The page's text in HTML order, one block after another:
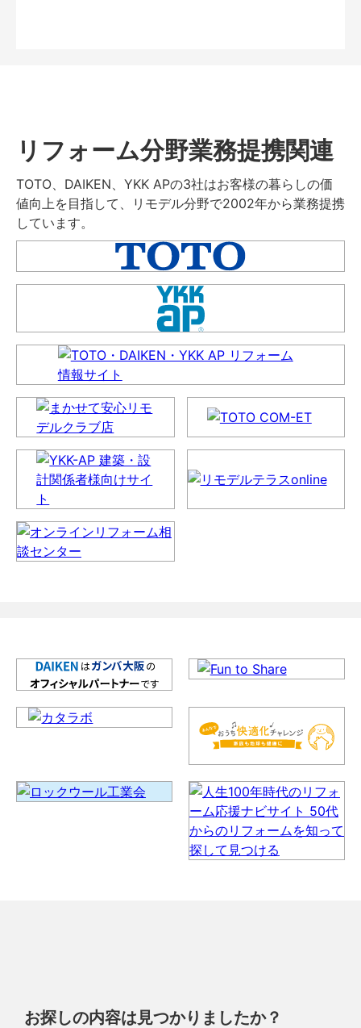
リフォーム分野業務提携関連
TOTO、DAIKEN、YKK APの3社はお客様の暮らしの価
値向上を目指して、リモデル分野で2002年から業務提携
しています。
お探しの内容は見つかりましたか？